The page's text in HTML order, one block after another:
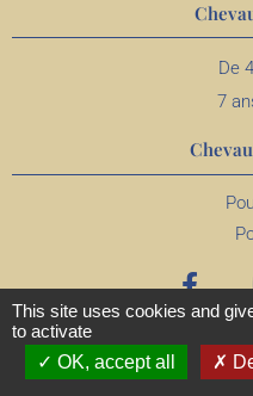
De
7
This site uses cookies and
to activate
OK, accept all